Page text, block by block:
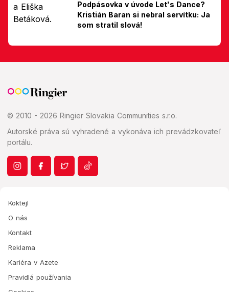
Podpásovka v úvode Let's Dance?
Kristián Baran si nebral servítku: Ja
som stratil slová!
© 2010 - 2026 Ringier Slovakia Communities s.r.o.
Autorské práva sú vyhradené a vykonáva ich prevádzkovateľ
portálu.
Koktejl
O nás
Kontakt
Reklama
Kariéra v Azete
Pravidlá používania